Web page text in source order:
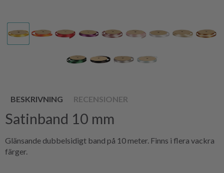
BESKRIVNING RECENSIONER
Satinband 10 mm
Glänsande dubbelsidigt band på 10 meter. Finns i flera vackra
färger.